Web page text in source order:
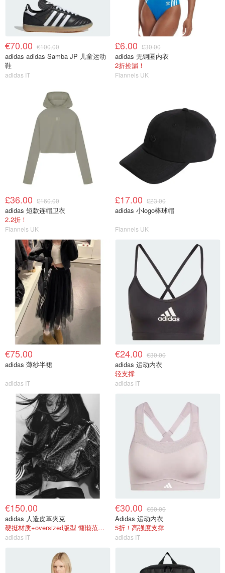
€70.00 €100.00
adidas adidas Samba JP 儿童运动
鞋
adidas IT
£6.00 £30.00
adidas 无钢圈内衣
2折捡漏！
Flannels UK
£36.00 £160.00
adidas 短款连帽卫衣
2.2折！
Flannels UK
£17.00 £23.00
adidas 小logo棒球帽
Flannels UK
€75.00
adidas 薄纱半裙
adidas IT
€24.00 €30.00
adidas 运动内衣
轻支撑
adidas IT
€150.00
adidas 人造皮革夹克
硬挺材质+oversized版型 慵懒范有了
adidas IT
€30.00 €60.00
Adidas 运动内衣
5折！高强度支撑
adidas IT